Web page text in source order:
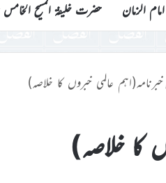
الزمان حضرت خلیفۃ المسیح الخامس
خبرنامہ(اہم عالمی خبروں کا خلاصہ)
کا خلاصہ)